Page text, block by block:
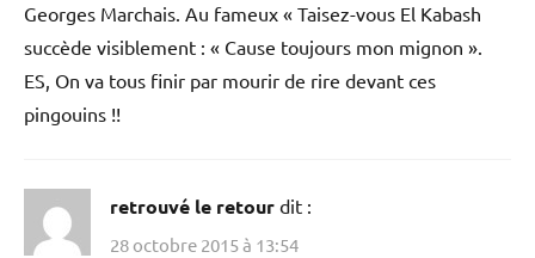
Georges Marchais. Au fameux « Taisez-vous El Kabash
succède visiblement : « Cause toujours mon mignon ».
ES, On va tous finir par mourir de rire devant ces
pingouins !!
retrouvé le retour dit :
28 octobre 2015 à 13:54